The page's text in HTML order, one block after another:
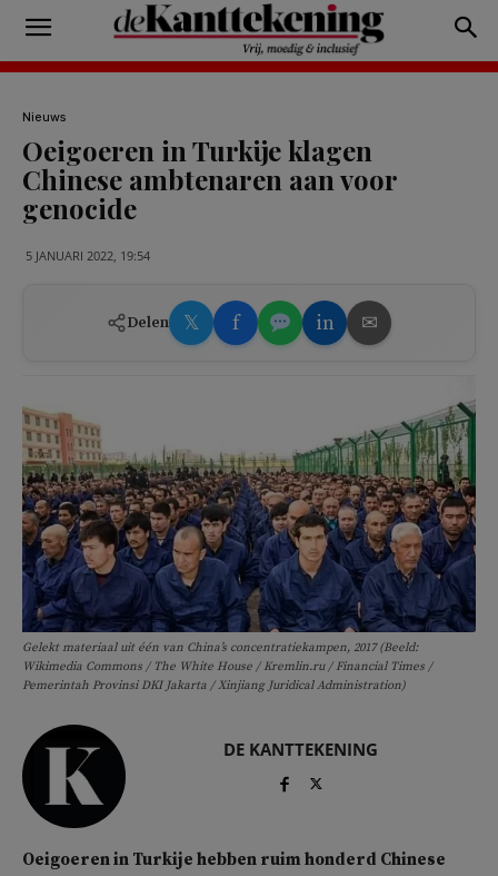
Nieuws
Oeigoeren in Turkije klagen
Chinese ambtenaren aan voor
genocide
5 JANUARI 2022, 19:54
Delen 𝕏 f in ✉
Gelekt materiaal uit één van China’s concentratiekampen, 2017 (Beeld:
Wikimedia Commons / The White House / Kremlin.ru / Financial Times /
Pemerintah Provinsi DKI Jakarta / Xinjiang Juridical Administration)
DE KANTTEKENING
Oeigoeren in Turkije hebben ruim honderd Chinese